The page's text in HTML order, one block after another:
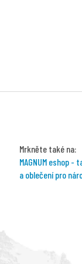
Mrkněte také na:
MAGNUM eshop -
a oblečení pro